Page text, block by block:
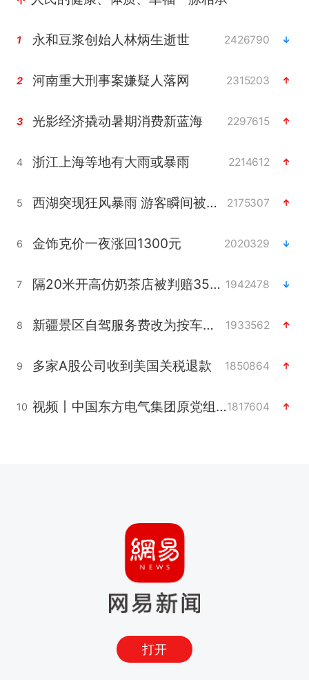
1 永和豆浆创始人林炳生逝世 2426790
2 河南重大刑事案嫌疑人落网 2315203
3 光影经济撬动暑期消费新蓝海 2297615
4 浙江上海等地有大雨或暴雨 2214612
5 西湖突现狂风暴雨 游客瞬间被浇透 2175307
6 金饰克价一夜涨回1300元 2020329
7 隔20米开高仿奶茶店被判赔35万元 1942478
8 新疆景区自驾服务费改为按车收费 1933562
9 多家A股公司收到美国关税退款 1850864
10 视频丨中国东方电气集团原党组副书记、董事宋致远被查1817604
打开